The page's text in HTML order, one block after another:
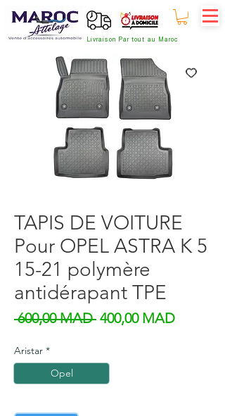
Livraison Par tout au Maroc
TAPIS DE VOITURE
Pour OPEL ASTRA K 5
15-21 polymère
antidérapant TPE
600,00 MAD Prix original
400,00 MADPrix
Aristar *
Opel